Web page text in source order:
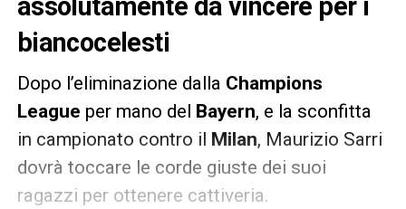
assolutamente da vincere per i
biancocelesti
Dopo l’eliminazione dalla Champions
League per mano del Bayern, e la sconfitta
in campionato contro il Milan, Maurizio Sarri
dovrà toccare le corde giuste dei suoi
ragazzi per ottenere cattiveria.